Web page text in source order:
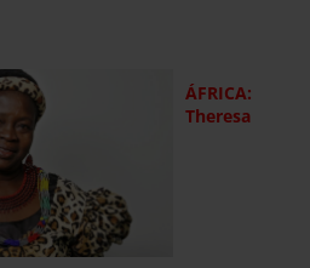
ÁFRICA:
Theresa